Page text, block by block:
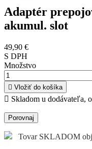
Adaptér
akumul. slot
49,90 €
S DPH
Množstvo
 Vložiť do košíka
 Skladom u dodávateľa,
Porovnaj
Tovar SKLADOM